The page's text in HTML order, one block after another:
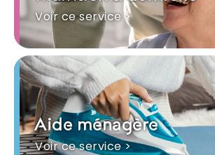
Voir ce service >
Aide ménagère
Voir ce service >